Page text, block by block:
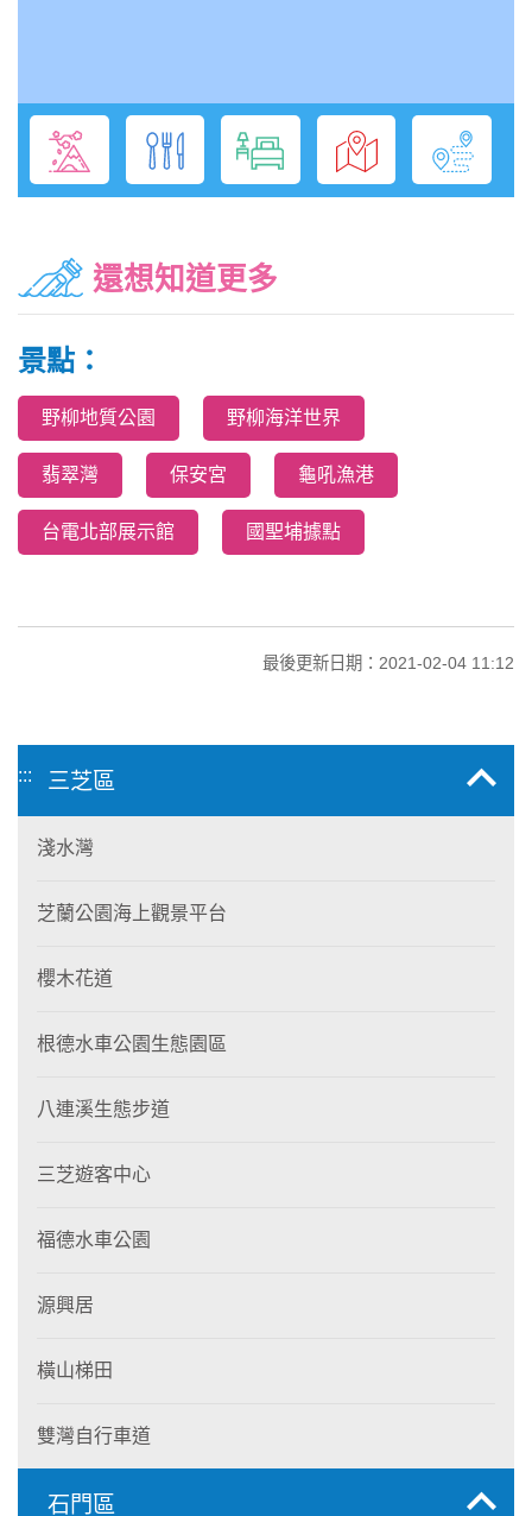
還想知道更多
景點：
野柳地質公園 野柳海洋世界
翡翠灣 保安宮 龜吼漁港
台電北部展示館 國聖埔據點
最後更新日期：2021-02-04 11:12
::: 三芝區
淺水灣
芝蘭公園海上觀景平台
櫻木花道
根德水車公園生態園區
八連溪生態步道
三芝遊客中心
福德水車公園
源興居
橫山梯田
雙灣自行車道
石門區